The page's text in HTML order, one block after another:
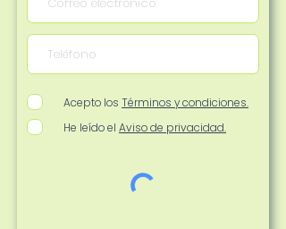
Acepto los Términos y condiciones.
He leído el Aviso de privacidad.